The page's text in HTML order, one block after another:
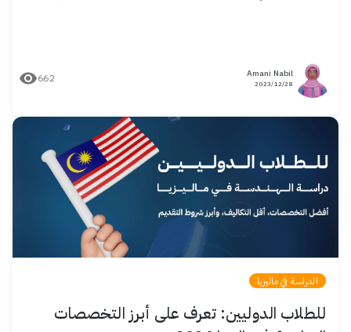
Amani Nabil
28/‏12/‏2023
662
الدراسة في ماليزيا
للطلاب الدوليين: تعرف على أبرز التخصصات